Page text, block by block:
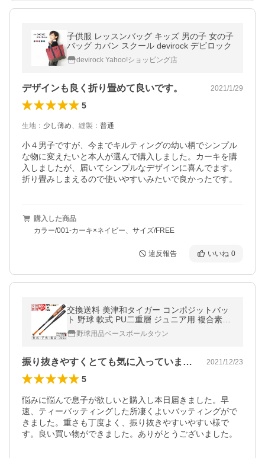
子供服 レッスンバッグ キッズ 男の子 女の子
バッグ カバン スクール devirock デビロック
devirock Yahoo!ショッピング店
デザインも良く折り畳めて良いです。 2021/1/29
5
生地 ： 少し薄め、 縫製 ： 普通
小４男子ですが、今までキルティングの幼い柄でシンプル
な物に変えたいと本人が選んで購入しました。カーキを購
入しましたが、届いてシンプルなデザインに喜んでます。
折り畳みしまえるので使いやすいみたいで良かったです。
購入した商品
カラー/001-カーキ×ネイビー、サイズ/FREE
違反報告 いいね 0
交換送料 美津和タイガー コンポジットバッ
ト 野球 軟式 PU二重層 ジュニア用 複合素材
ウレタン iota DL FLARE 78cm 80cm トップ
バランス 少年 RBJRDLFL
野球用品ベースボールタウン
振り抜きやすくとても気に入っています！ 2021/12/23
5
悩みに悩んで息子が欲しいと購入し本日届きました。早
速、ティーバッティングした所凄くよいバッティングがで
きました。重さも丁度よく、振り抜きやすいやすい様で
す。良い買い物ができました。ありがとうございました。